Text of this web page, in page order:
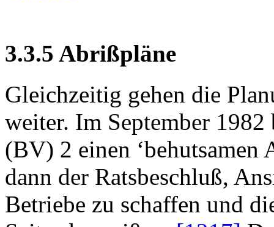
3.3.5 Abrißpläne
Gleichzeitig gehen die
weiter. Im September
(BV) 2 einen
dann der Ratsbeschluß,
Betriebe zu schaffen und